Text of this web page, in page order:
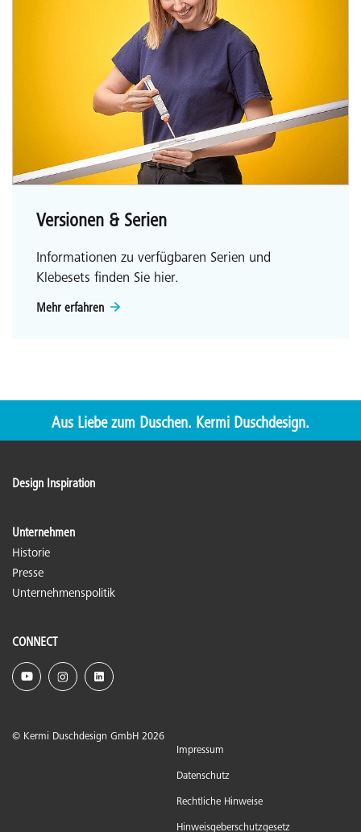
Versionen & Serien
Informationen zu verfügbaren Serien und
Klebesets finden Sie hier.
Mehr erfahren
Aus Liebe zum Duschen. Kermi Duschdesign.
Design Inspiration
Unternehmen
Historie
Presse
Unternehmenspolitik
CONNECT
© Kermi Duschdesign GmbH 2026
Impressum
Datenschutz
Rechtliche Hinweise
Hinweisgeberschutzgesetz